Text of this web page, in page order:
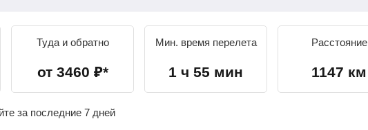
Туда и обратно
от 3460 ₽*
Мин. время перелета
1 ч 55 мин
Расстояние
1147 км
за последние 7 дней